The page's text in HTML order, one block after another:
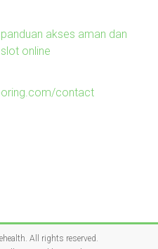
akses aman dan
online
contact
. All rights reserved.